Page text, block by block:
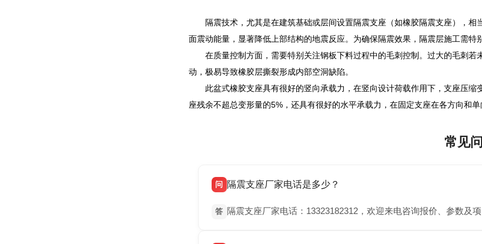
隔震技术，尤其是在建筑基础或层间设置隔震支座（如橡胶隔震支座），
面震动能量，显著降低上部结构的地震反应。为确保隔震效果，隔震层施工需特
在质量控制方面，需要特别关注钢板下料过程中的毛刺控制。过大的毛刺
动，极易导致橡胶层撕裂形成内部空洞缺陷。
此盆式橡胶支座具有很好的竖向承载力，在竖向设计荷载作用下，支座压
座残余不超总变形量的5%，还具有很好的水平承载力，在固定支座在各方向和
常见
问 隔震支座厂家电话是多少？
答 隔震支座厂家电话：13323182312，欢迎来电咨询报价、参数及项